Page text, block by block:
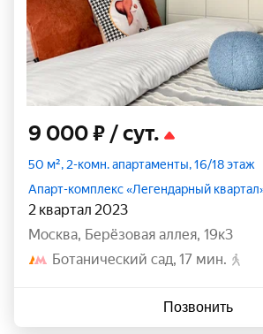
9 000 ₽ / сут.
50 м², 2-комн. апартаменты, 16/18 этаж
Апарт-комплекс «Легендарный
2 квартал 2023
Москва, Берёзовая аллея, 19к3
Ботанический сад 17 мин.
Позвонить